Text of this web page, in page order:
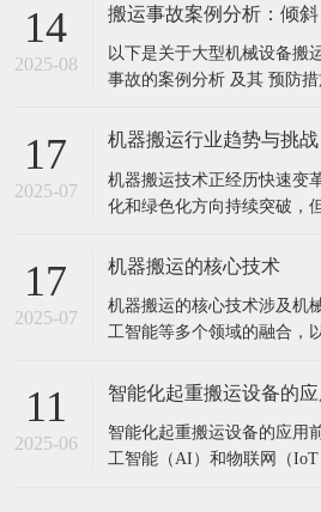
14
2025-08
以下是关于大型机械设备搬
事故的案例分析 及其 预防措
案例解析 案例1：港口龙门
实，液压顶升过程中一侧地
17
2025-07
机器搬运行业趋势与挑战
机器搬运技术正经历快速变
化和绿色化方向持续突破，
挑战的详细分析： 一、核心
习）优化搬运路径和任务分
时环境感知动态调整路线，
17
2025-07
机器搬运的核心技术
机器搬运的核心技术涉及机
工智能等多个领域的融合，
关节：6轴/7轴机械臂（如
降低自重，提高负载比（如
动
11
2025-06
智能化起重搬运设备的
智能化起重搬运设备的应用
工智能（AI）和物联网（IoT